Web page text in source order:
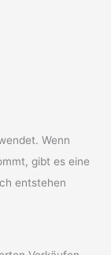
Wenn
gibt es eine
entstehen